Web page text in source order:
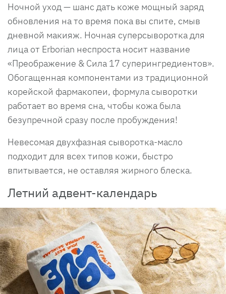
Ночной уход — шанс дать коже мощный заряд
обновления на то время пока вы спите, смыв
дневной макияж. Ночная суперсыворотка для
лица от Erborian неспроста носит название
«Преображение & Сила 17 суперингредиентов».
Обогащенная компонентами из традиционной
корейской фармакопеи, формула сыворотки
работает во время сна, чтобы кожа была
безупречной сразу после пробуждения!
Невесомая двухфазная сыворотка-масло
подходит для всех типов кожи, быстро
впитывается, не оставляя жирного блеска.
Летний адвент-календарь